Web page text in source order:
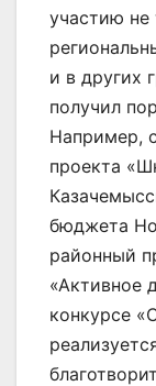
участию не
и в других
получил
Например,
проекта
бюджета
районный
«Активное
конкурсе